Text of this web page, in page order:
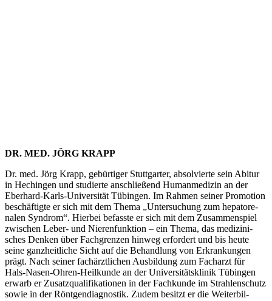
DR. MED. JÖRG KRAPP
Dr. med. Jörg Krapp, gebür­tiger Stutt­garter, absol­vierte sein Abitur
in Hechingen und studierte anschließend Human­me­dizin an der
Eberhard-Karls-Univer­sität Tübingen. Im Rahmen seiner Promotion
beschäf­tigte er sich mit dem Thema „Untersuchung zum hepato­re­
nalen Syndrom“. Hierbei befasste er sich mit dem Zusam­men­spiel
zwischen Leber- und Nieren­funktion – ein Thema, das medizi­ni­
sches Denken über Fachgrenzen hinweg erfordert und bis heute
seine ganzheit­liche Sicht auf die Behandlung von Erkran­kungen
prägt. Nach seiner fachärzt­lichen Ausbildung zum Facharzt für
Hals-Nasen-Ohren-Heilkunde an der Univer­si­täts­klinik Tübingen
erwarb er Zusatz­qua­li­fi­ka­tionen in der Fachkunde im Strah­len­schutz
sowie in der Röntgen­dia­gnostik. Zudem besitzt er die Weiter­bil­